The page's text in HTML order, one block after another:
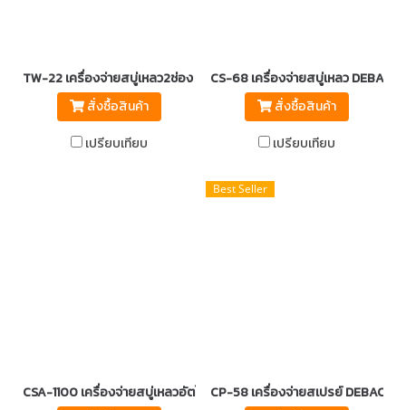
TW-22 เครื่องจ่ายสบู่เหลว2ช่อง DEBAC
สั่งซื้อสินค้า
เปรียบเทียบ
CS-68 เครื่องจ่ายสบู่เหลว DEBAC
สั่งซื้อสินค้า
เปรียบเทียบ
CSA-1100 เครื่องจ่ายสบู่เหลวอัตโนมัติ DEBAC
Best Seller
CP-58 เครื่องจ่ายสเปรย์ DEBAC